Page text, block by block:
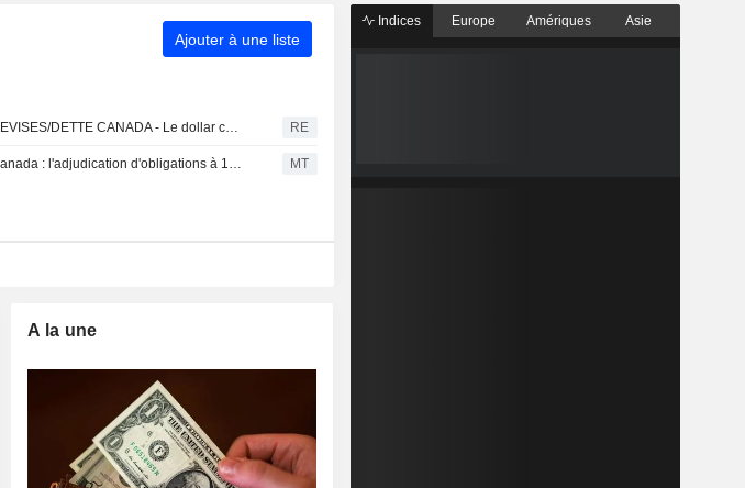
Ajouter à une liste
DEVISES/DETTE CANADA - Le dollar canadien se stabilise proche d'un sommet de sept semaines avant les chiffres de l'emploi RE
Canada : l'adjudication d'obligations à 10 ans sursouscrite deux fois, avec un rendement de 3,653 % MT
A la une
Indices Europe Amériques Asie